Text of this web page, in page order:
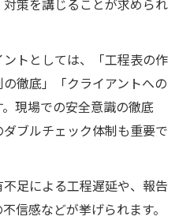
策を講じることが求められ
トとしては、「工程表の作
徹底」「クライアントへの
現場での安全意識の徹底
ブルチェック体制も重要で
足による工程遅延や、報告
信感などが挙げられます。